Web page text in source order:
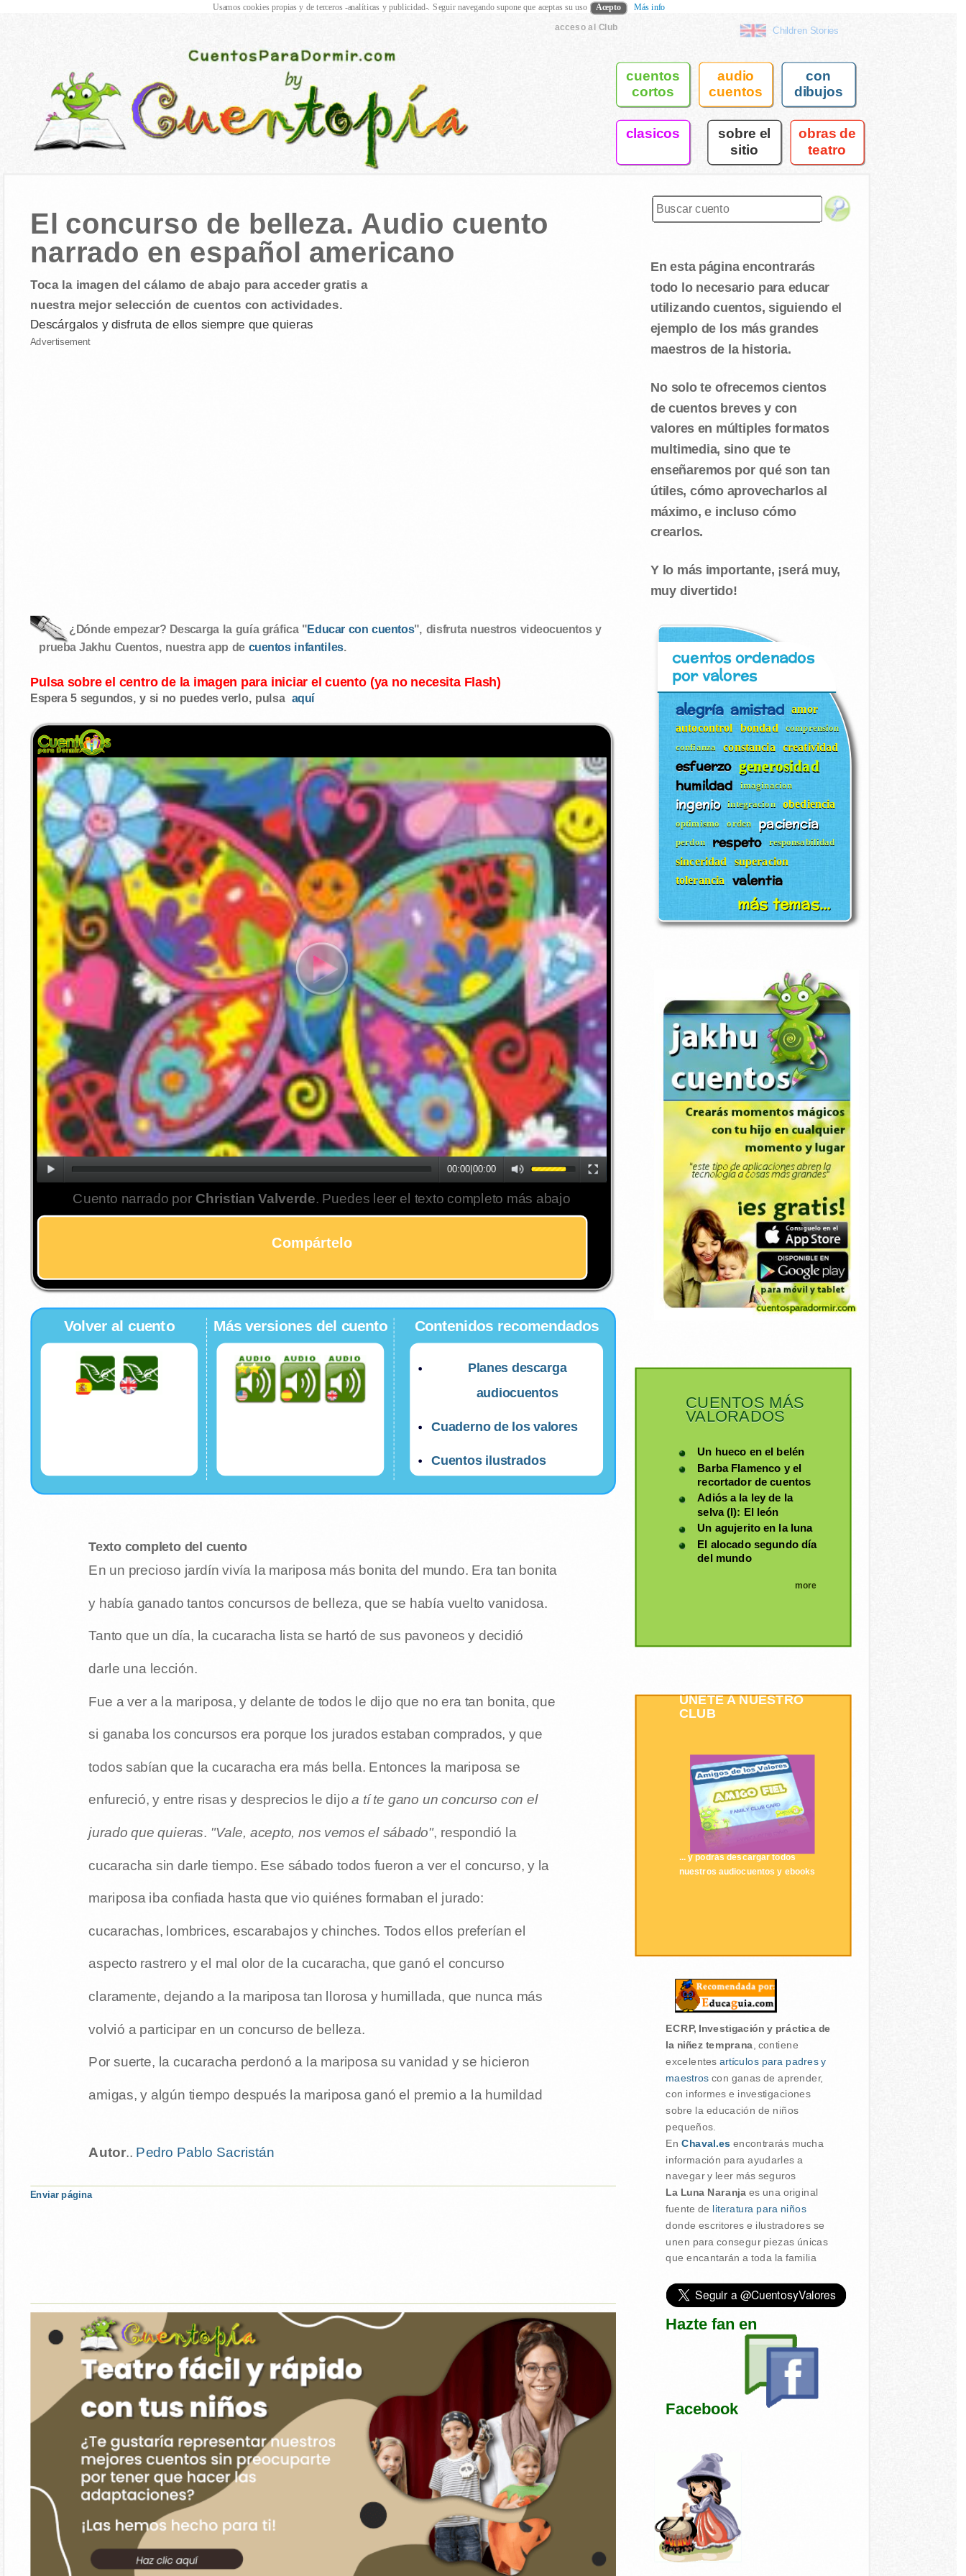
acceso al Club Children Stories
cuentos
cortos
audio
cuentos
con
dibujos
clasicos sobre el
sitio
obras de
teatro
El concurso de belleza. Audio cuento
narrado en español americano
Toca la imagen del cálamo de abajo para acceder gratis a
nuestra mejor selección de cuentos con actividades.
Descárgalos y disfruta de ellos siempre que quieras
Advertisement
¿Dónde empezar? Descarga la guía gráfica "Educar con cuentos", disfruta nuestros videocuentos y
prueba Jakhu Cuentos, nuestra app de cuentos infantiles.
Pulsa sobre el centro de la imagen para iniciar el cuento (ya no necesita Flash)
Espera 5 segundos, y si no puedes verlo, pulsa aquí
00:00|00:00
Cuento narrado por Christian Valverde. Puedes leer el texto completo más abajo
Compártelo
Volver al cuento Más versiones del cuento Contenidos recomendados
Planes descarga
audiocuentos
Cuaderno de los valores
Cuentos ilustrados
Texto completo del cuento
En un precioso jardín vivía la mariposa más bonita del mundo. Era tan bonita
y había ganado tantos concursos de belleza, que se había vuelto vanidosa.
Tanto que un día, la cucaracha lista se hartó de sus pavoneos y decidió
darle una lección.
Fue a ver a la mariposa, y delante de todos le dijo que no era tan bonita, que
si ganaba los concursos era porque los jurados estaban comprados, y que
todos sabían que la cucaracha era más bella. Entonces la mariposa se
enfureció, y entre risas y desprecios le dijoa tí te gano un concurso con el
jurado que quieras. "Vale, acepto, nos vemos el sábado", respondió la
cucaracha sin darle tiempo. Ese sábado todos fueron a ver el concurso, y la
mariposa iba confiada hasta que vio quiénes formaban el jurado:
cucarachas, lombrices, escarabajos y chinches. Todos ellos preferían el
aspecto rastrero y el mal olor de la cucaracha, que ganó el concurso
claramente, dejando a la mariposa tan llorosa y humillada, que nunca más
volvió a participar en un concurso de belleza.
Por suerte, la cucaracha perdonó a la mariposa su vanidad y se hicieron
amigas, y algún tiempo después la mariposa ganó el premio a la humildad
Autor.. Pedro Pablo Sacristán
Enviar página
En esta página encontrarás
todo lo necesario para educar
utilizando cuentos, siguiendo el
ejemplo de los más grandes
maestros de la historia.
No solo te ofrecemos cientos
de cuentos breves y con
valores en múltiples formatos
multimedia, sino que te
enseñaremos por qué son tan
útiles, cómo aprovecharlos al
máximo, e incluso cómo
crearlos.
Y lo más importante, ¡será muy,
muy divertido!
cuentos ordenados
por valores
alegría amistad amor
autocontrol bondad comprension
confianza constancia creatividad
esfuerzo generosidad
humildad imaginacion
ingenio integracion obediencia
optimismo orden paciencia
perdon respeto responsabilidad
sinceridad
superacion
tolerancia
valentia
más temas...
CUENTOS MÁS
VALORADOS
Un hueco en el belén
Barba Flamenco y el
recortador de cuentos
Adiós a la ley de la
selva (I): El león
Un agujerito en la luna
El alocado segundo día
del mundo
more
ÚNETE A NUESTRO
CLUB
... y podrás descargar todos
nuestros audiocuentos y ebooks
ECRP, Investigación y práctica de
la niñez temprana, contiene
excelentes artículos para padres y
maestros con ganas de aprender,
con informes e investigaciones
sobre la educación de niños
pequeños.
En Chaval.es encontrarás mucha
información para ayudarles a
navegar y leer más seguros
La Luna Naranjaes una original
fuente de literatura para niños
donde escritores e ilustradores se
unen para consegur piezas únicas
que encantarán a toda la familia
Hazte fan en
Facebook
Usamos cookies propias y de terceros -analíticas y publicidad-. Seguir navegando supone que aceptas su uso Acepto Más info